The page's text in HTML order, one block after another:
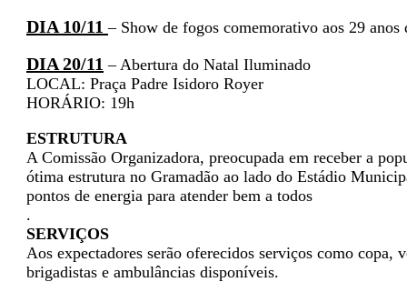
DIA 10/11– Show de fogos comemorativo aos 29 anos
DIA 20/11 – Abertura do Natal Iluminado
LOCAL: Praça Padre Isidoro Royer
HORÁRIO: 19h
ESTRUTURA
A Comissão Organizadora, preocupada em receber a
ótima estrutura no Gramadão ao lado do Estádio
pontos de energia para atender bem a todos
.
SERVIÇOS
Aos expectadores serão oferecidos serviços como copa,
brigadistas e ambulâncias disponíveis.